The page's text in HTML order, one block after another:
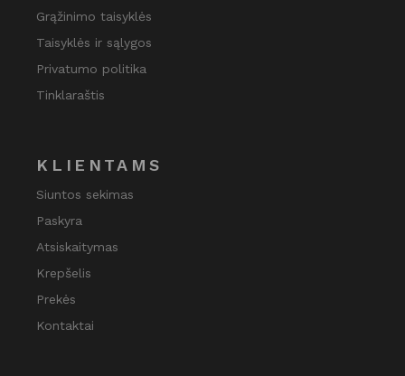
Grąžinimo taisyklės
Taisyklės ir sąlygos
Privatumo politika
Tinklaraštis
KLIENTAMS
Siuntos sekimas
Paskyra
Atsiskaitymas
Krepšelis
Prekės
Kontaktai